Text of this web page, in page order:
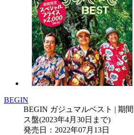
BEGIN
BEGIN ガジュマルベスト | 期
ス盤(2023年4月30日まで)
発売日：2022年07月13日